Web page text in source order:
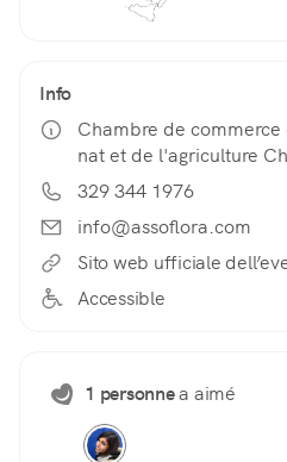
Info
Chambre de
nat et de l'agriculture
329 344 1976
info@assoflora.com
Sito web ufficiale
Accessible
1 personnea aimé